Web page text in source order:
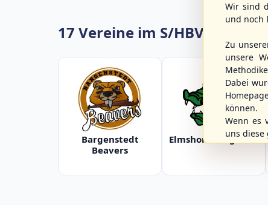
17 Vereine im S/HBV
Bargenstedt
Beavers
Elmshorn Alligators
Wir sind
und noch
Zu
unsere
Dabei
können.
Wenn es
uns diese